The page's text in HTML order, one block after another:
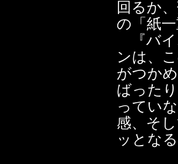
回るか
の「紙
『バイ
ンは、
がつか
ばった
ってい
感、そ
ッとな